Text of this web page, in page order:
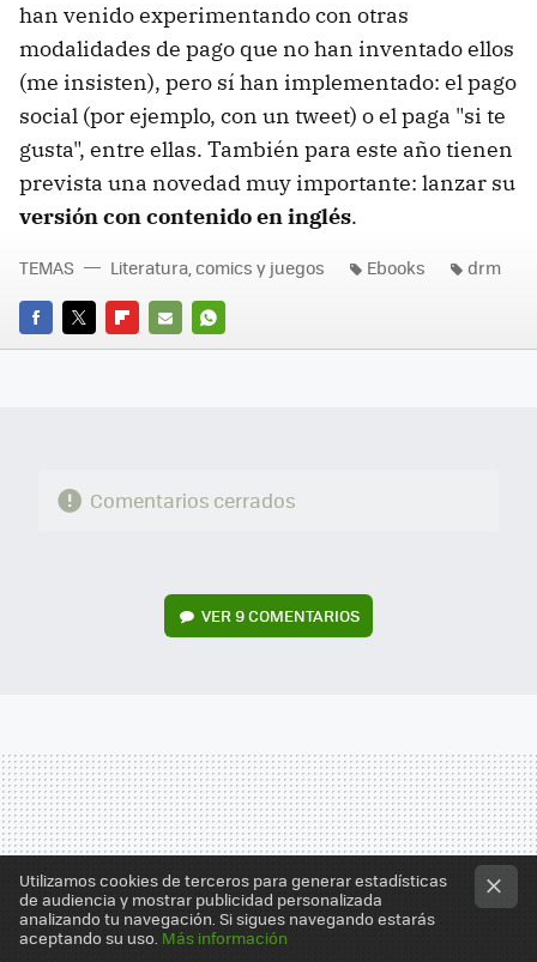
han venido experimentando con otras
modalidades de pago que no han inventado ellos
(me insisten), pero sí han implementado: el pago
social (por ejemplo, con un tweet) o el paga "si te
gusta", entre ellas. También para este año tienen
prevista una novedad muy importante: lanzar su
versión con contenido en inglés.
FACEBOOK
TWITTERFLIPBOARD
E-
WHATSAPP
TEMAS Literatura, comics y juegos Ebooks drm
Comentarios cerrados
VER9 COMENTARIOS
Utilizamos cookies de terceros para generar estadísticas
de audiencia y mostrar publicidad personalizada
analizando tu navegación. Si sigues navegando estarás
aceptando su uso. Más información